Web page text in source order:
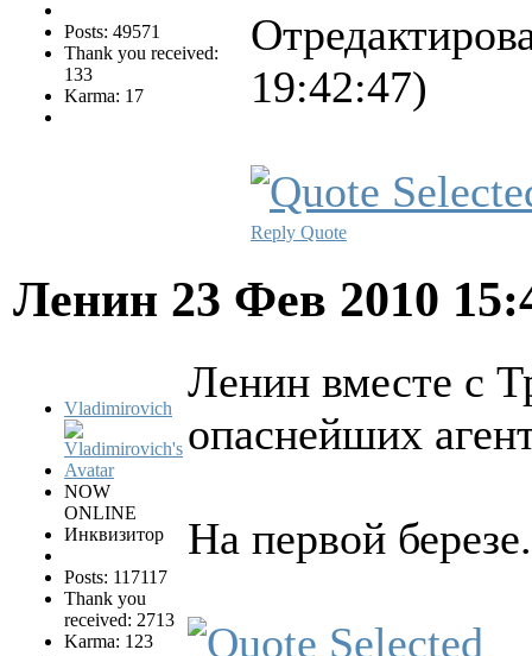
Posts: 49571
Thank you received:
133
Karma: 17
19:42:47)
Reply Quote
Ленин 23 Фев 2010
Vladimirovich
NOW
ONLINE
Инквизитор
Posts: 117117
Thank you
received: 2713
Karma: 123
Ленин вместе с
опаснейших
На первой